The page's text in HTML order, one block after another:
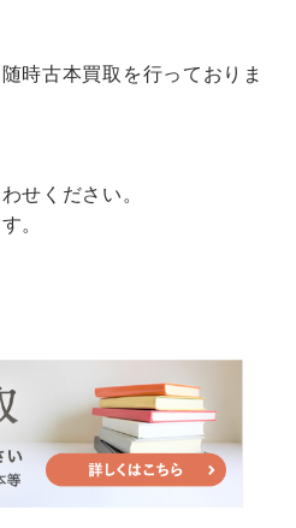
時古本買取を行っておりま
せください。
。